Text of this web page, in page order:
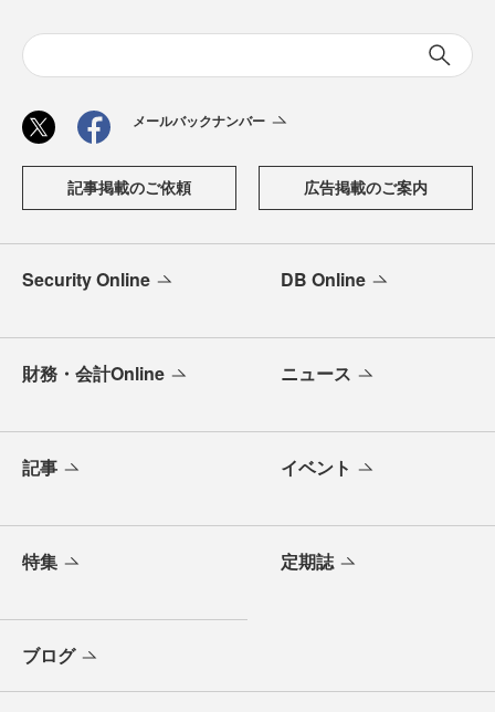
メールバックナンバー
記事掲載のご依頼 広告掲載のご案内
Security Online DB Online
財務・会計Online ニュース
記事 イベント
特集 定期誌
ブログ